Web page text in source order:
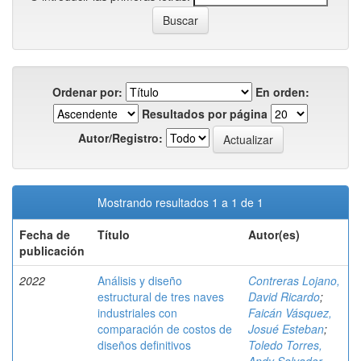
Ordenar por:
En orden:
Resultados por página
Autor/Registro:
Mostrando resultados 1 a 1 de 1
Fecha de
publicación
Título Autor(es)
2022
Análisis y diseño
estructural de tres naves
industriales con
comparación de costos de
diseños definitivos
Contreras Lojano,
David Ricardo;
Faicán Vásquez,
Josué Esteban;
Toledo Torres,